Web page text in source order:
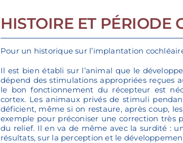
HISTOIRE ET PÉRIODE
Pour un historique sur l’implantation
Il est bien établi sur l’animal que le
dépend des stimulations appropriées reçues
le bon fonctionnement du récepteur est
cortex. Les animaux privés de stimuli
déficient, même si on restaure, après coup,
exemple pour préconiser une correction très
du relief. Il en va de même avec la surdité :
résultats, sur la perception et le